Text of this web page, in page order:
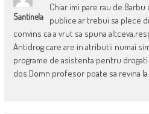
Santinela
Chiar imi pare rau de
publice ar trebui sa plece
convins ca a vrut sa spuna
Antidrog care are in atributii numai
programe de asistenta pentru
dos.Domn profesor poate sa revina